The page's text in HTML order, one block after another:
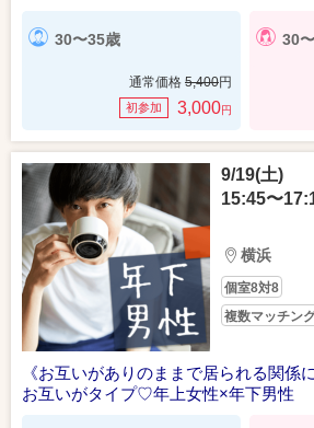
30〜35歳
通常価格 5,400円
初参加 3,000円
30
9/19(土)
15:45〜
横浜
個室8対8
複数マッチン
《お互いがありのままで居られる関係に
お互いがタイプ♡年上女性×年下男性